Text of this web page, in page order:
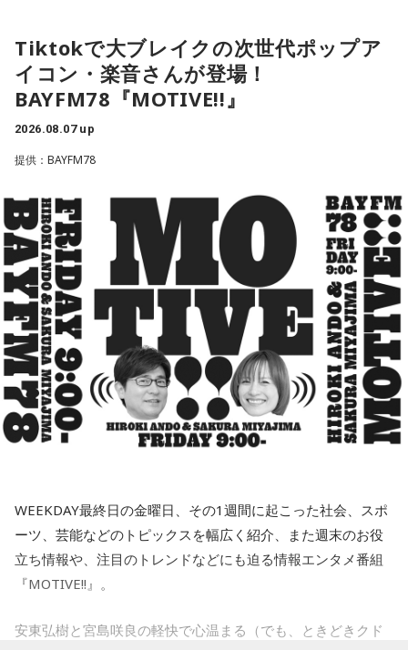
寺内：オフィス街のイメージだけど、住まわれている方もい
るんですね。
三輪田：マンションの方もいらっしゃいますが、一軒家で昔
からこの芝の地域に住まわれていた方が今でもたくさんいら
寺内：あの……ジンジャー神社ってことですね。
小林：お前さ、ボソって言うんじゃなくて、自信持って言え
よ！
寺内：ジンジャー神社ってことになるんですかね？
三輪田：そういうことでございますね（笑）。
三輪田：（笑）。
寺内：汗ダラダラから、なんかそういう流れにされてる気が
小林：思うつぼだな。
つあるというような認識が広まれば、市場にとって好ましく
ない混乱を招くことになる」と語り、その上で「日米の当局
は、日本国債が非常に安全で健全な資産であるという見解で
けです。ベッセント財務長官のインタビューの趣旨として
は、高市政権の経済政策を支持します、と。投資を拡大する
という政策を支持しますというのが総論なわけです。となれ
ば、その高市政権の経済政策を推進するように、日銀も適切
な金融政策をやってくださいと言ってるわけですから、ベッ
セントさんの発言というのは、日本の政府の日銀に対する発
言と同じなわけです。強い経済成長と物価の安定の両立を目
指して適切に金融政策をやってください、政府の日本経済再
興の経済政策の推進に一体となって取り組んでくださいとい
う同じ意味ですので、どんどん利上げしろというわけではな
「サラドレ」投票はこちら
8月10日（月）：能登有沙 サラドレ甲子園
YAMAMAN presents MUSIC SALAD FROM U-kari STUDIO
1.宮城　稲垣潤一　/　夏のクラクション
2.福岡　氷川きよし　/　限界突破×サバイバー
3.静岡　久保田利伸 with ナオミ・キャンベル　/　LA・LA・
4.栃木　斉藤和義　/　ずっと好きだった
5.千葉　奥華子　/　ガーネット
月曜の放送を聴く
8月11日（火）：宇佐美友紀サラドレ甲子園
1.鹿児島　中島美嘉　/　STARS
2.鳥取　Official髭男dism　/　Pretender
3.熊本　WANIMA　/　ともに
4.群馬　氷室京介　/　SUMMER GAME
Tiktokで大ブレイクの次世代ポップア
イコン・楽音さんが登場！
BAYFM78『MOTIVE!!』
2026.08.07 up
提供：BAYFM78
WEEKDAY最終日の金曜日、その1週間に起こった社会、スポ
ーツ、芸能などのトピックスを幅広く紹介、また週末のお役
立ち情報や、注目のトレンドなどにも迫る情報エンタメ番組
『MOTIVE!!』。
安東弘樹と宮島咲良の軽快で心温まる（でも、ときどきクド